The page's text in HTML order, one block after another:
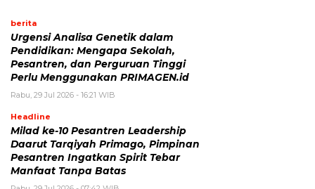
berita
Urgensi Analisa Genetik dalam
Pendidikan: Mengapa Sekolah,
Pesantren, dan Perguruan Tinggi
Perlu Menggunakan PRIMAGEN.id
Rabu, 29 Jul 2026 - 16:21 WIB
Headline
Milad ke-10 Pesantren Leadership
Daarut Tarqiyah Primago, Pimpinan
Pesantren Ingatkan Spirit Tebar
Manfaat Tanpa Batas